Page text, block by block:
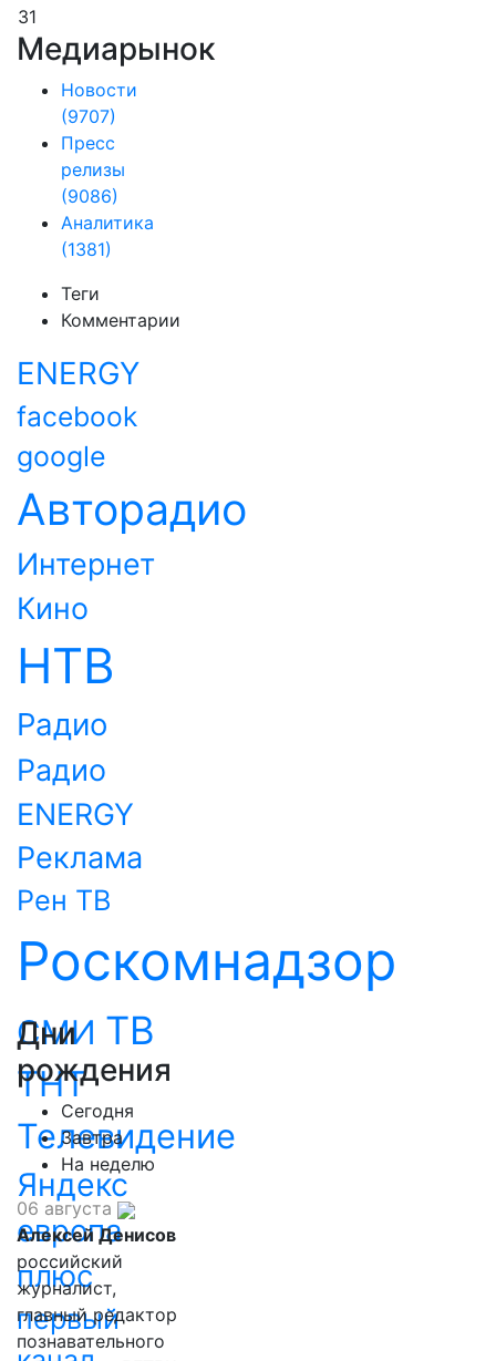
31
Медиарынок
Новости
(9707)
Пресс
релизы
(9086)
Аналитика
(1381)
Теги
Комментарии
ENERGY
facebook
google
Авторадио
Интернет
Кино
НТВ
Радио
Радио
ENERGY
Реклама
Рен ТВ
Роскомнадзор
СМИ ТВ
ТНТ
Телевидение
Яндекс
европа
плюс
первый
Дни
рождения
Сегодня
Завтра
На неделю
06 августа
Алексей Денисов
российский
журналист,
главный редактор
познавательного